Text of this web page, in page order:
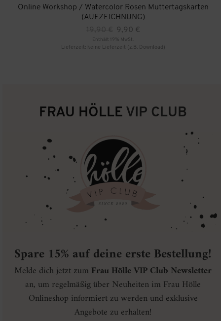
Online Workshop / Watercolor Rosen Muttertagskarten
(AUFZEICHNUNG)
Ursprünglicher
Preis
war:
9,90 €
ist:
Enthält 19% MwSt.
Lieferzeit: keine Lieferzeit (z.B. Download)
FRAU HÖLLE VIP CLUB
Spare 15% auf deine erste Bestellung!
Melde dich jetzt zum Frau Hölle VIP Club Newsletter
an, um regelmäßig über Neuheiten im Frau Hölle
Onlineshop informiert zu werden und exklusive
Angebote zu erhalten!